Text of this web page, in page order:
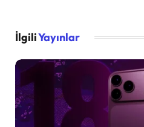
İlgiliYayınlar